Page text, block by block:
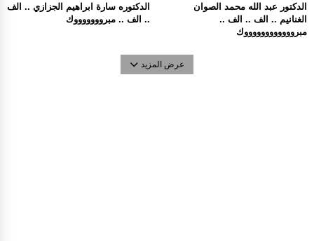
الدكتوره سارة ابراهيم الجزازي .. الف
.. الف .. مبروووووووك
الدكتور عبد الله محمد الصوان
الغنانيم .. الف .. الف ..
مبرووووووووووووك
عرض المزيد